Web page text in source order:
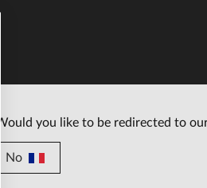
Would you like to be redirected to
No